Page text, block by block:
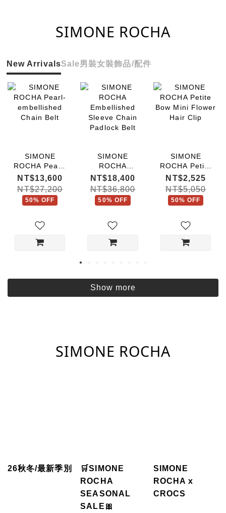
SIMONE ROCHA
New ArrivalsSale男裝女裝飾品/配件
SIMONE
ROCHA Pearl-
embellished
Chain Belt
NT$13,600
NT$27,200
50% OFF
SIMONE
ROCHA
Embellished
Sleeve Chain
Padlock Belt
NT$18,400
NT$36,800
50% OFF
SIMONE
ROCHA Petite
Bow Mini
Flower Hair
Clip
NT$2,525
NT$5,050
50% OFF
Show more
SIMONE ROCHA
26秋冬/最新季別
🛒SIMONE
ROCHA
SEASONAL
SALE🎀
SIMONE
ROCHA x
CROCS